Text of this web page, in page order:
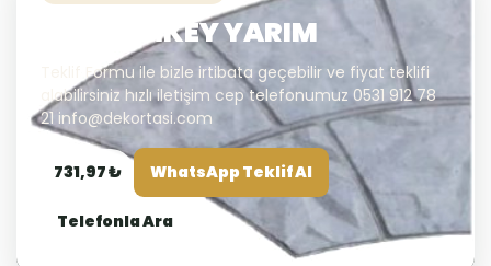
MİDYE DİKEY YARIM
Teklif Formu ile bizle irtibata geçebilir ve fiyat teklifi
alabilirsiniz hızlı iletişim cep telefonumuz 0531 912 78
21 info@dekortasi.com
731,97 ₺ WhatsApp Teklif Al
Telefonla Ara